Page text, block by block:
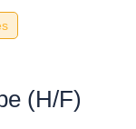
(H/F)